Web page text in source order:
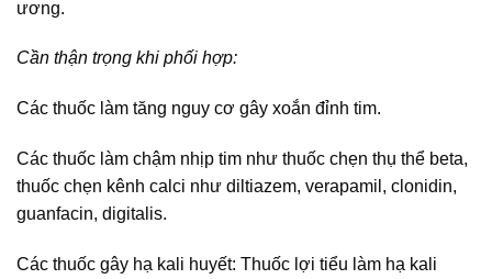
ương.
Cần thận trọng khi phối hợp:
Các thuốc làm tăng nguy cơ gây xoắn đỉnh tim.
Các thuốc làm chậm nhịp tim như thuốc chẹn thụ thể beta,
thuốc chẹn kênh calci như diltiazem, verapamil, clonidin,
guanfacin, digitalis.
Các thuốc gây hạ kali huyết: Thuốc lợi tiểu làm hạ kali